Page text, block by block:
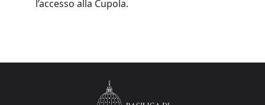
l’accesso alla Cupola.